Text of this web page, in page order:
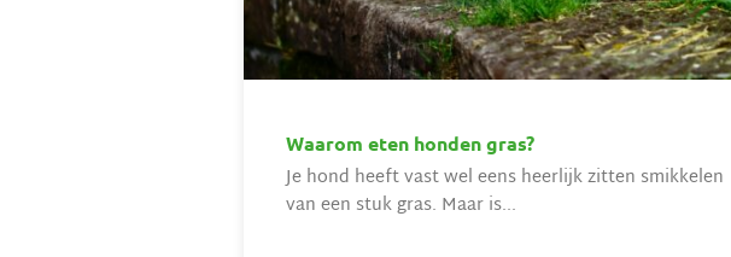
Waarom eten honden gras?
Je hond heeft vast wel eens heerlijk zitten smikkelen
van een stuk gras. Maar is...